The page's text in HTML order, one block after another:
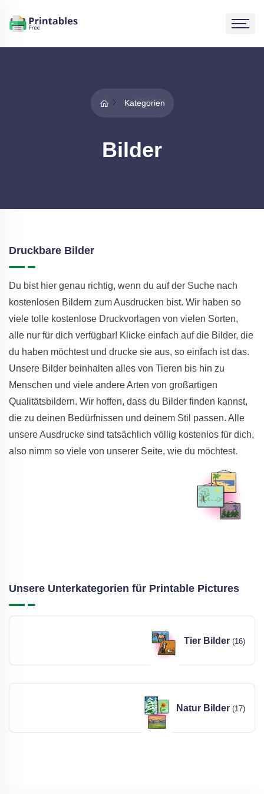
Kategorien
Bilder
Druckbare Bilder
Du bist hier genau richtig, wenn du auf der Suche nach
kostenlosen Bildern zum Ausdrucken bist. Wir haben so
viele tolle kostenlose Druckvorlagen von vielen Sorten,
alle nur für dich verfügbar! Klicke einfach auf die Bilder, die
du haben möchtest und drucke sie aus, so einfach ist das.
Unsere Bilder beinhalten alles von Tieren bis hin zu
Menschen und viele andere Arten von großartigen
Qualitätsbildern. Wir hoffen, dass du Bilder finden kannst,
die zu deinen Bedürfnissen und deinem Stil passen. Alle
unsere Ausdrucke sind tatsächlich völlig kostenlos für dich,
also nimm so viele von unserer Seite, wie du möchtest.
Unsere Unterkategorien für Printable Pictures
Tier Bilder (16)
Natur Bilder (17)